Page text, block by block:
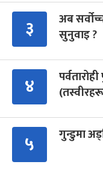
३
अब
सुनुवाइ ?
४
५ गुन्डुमा